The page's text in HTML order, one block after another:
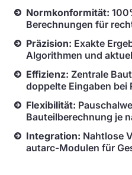
Normkonformität:
Berechnungen für
Präzision: Exakte
Algorithmen und
Effizienz: Zentrale
doppelte Eingaben bei
Flexibilität:
Bauteilberechnung je
Integration: Nahtlose
autarc-Modulen für